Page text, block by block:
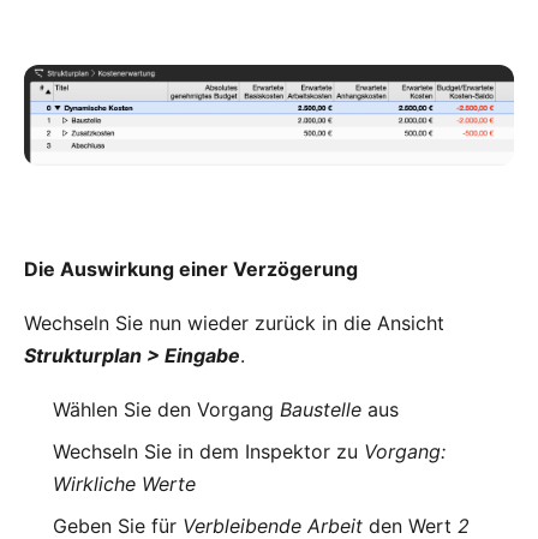
Die Auswirkung einer Verzögerung
Wechseln Sie nun wieder zurück in die Ansicht
Strukturplan > Eingabe.
Wählen Sie den Vorgang Baustelle aus
Wechseln Sie in dem Inspektor zu Vorgang:
Wirkliche Werte
Geben Sie für Verbleibende Arbeit den Wert 2